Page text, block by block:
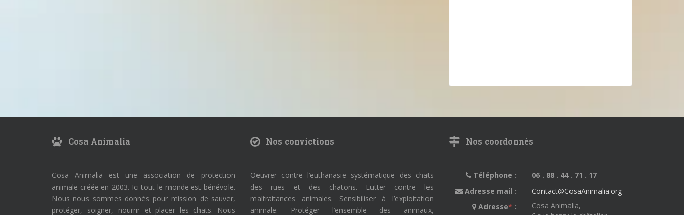
Cosa Animalia
Cosa Animalia est une association de protection
animale créée en 2003. Ici tout le monde est bénévole.
Nous nous sommes donnés pour mission de sauver,
protéger, soigner, nourrir et placer les chats. Nous
Nos convictions
Oeuvrer contre l’euthanasie systématique des chats
des rues et des chatons. Lutter contre les
maltraitances animales. Sensibiliser à l’exploitation
animale. Protéger l’ensemble des animaux,
Nos coordonnés
Téléphone :
06 . 88 . 44 . 71 . 17
Adresse mail :
Contact@CosaAnimalia.org
Adresse* :
Cosa Animalia,